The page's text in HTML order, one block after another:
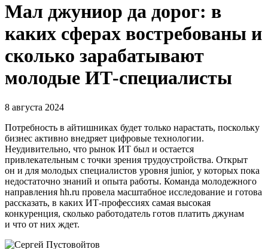
Мал джуниор да дорог: в
каких сферах востребованы и
сколько зарабатывают
молодые ИТ-специалисты
8 августа 2024
Потребность в айтишниках будет только нарастать, поскольку
бизнес активно внедряет цифровые технологии.
Неудивительно, что рынок ИТ был и остается
привлекательным с точки зрения трудоустройства. Открыт
он и для молодых специалистов уровня junior, у которых пока
недостаточно знаний и опыта работы. Команда молодежного
направления hh.ru провела масштабное исследование и готова
рассказать, в каких ИТ-профессиях самая высокая
конкуренция, сколько работодатель готов платить джунам
и что от них ждет.